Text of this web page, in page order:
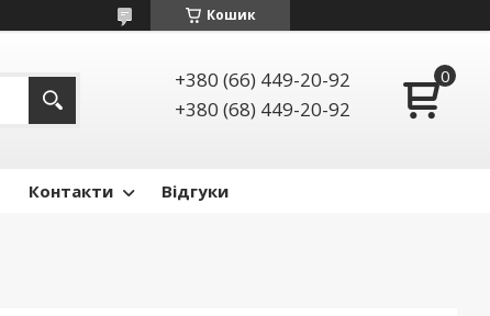
Кошик
+380 (66) 449-20-92
+380 (68) 449-20-92
Контакти Відгуки